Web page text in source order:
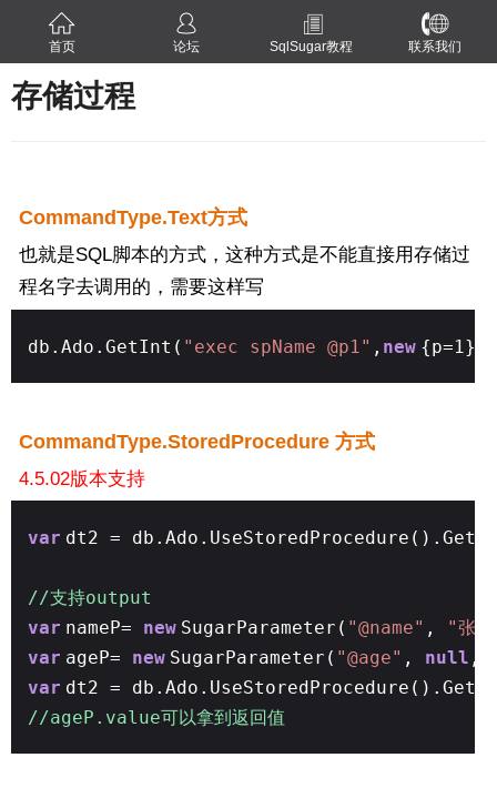
首页 论坛 SqlSugar教程 联系我们
存储过程
CommandType.Text方式
也就是SQL脚本的方式，这种方式是不能直接用存储过
程名字去调用的，需要这样写
db.Ado.GetInt( "exec spName @p1" , new {p=1})
CommandType.StoredProcedure 方式
4.5.02版本支持
var dt2 =
//支持output
var nameP= new SugarParameter( "@name" ,
"张
var ageP= new SugarParameter( "@age" , null ,
var dt2 =
//ageP.value可以拿到返回值